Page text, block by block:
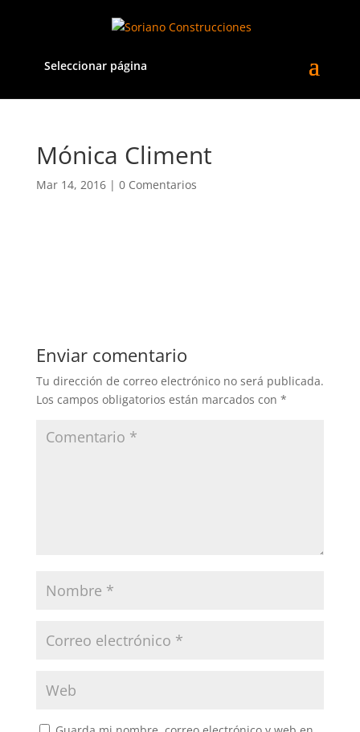
Seleccionar página
Mónica Climent
Mar 14, 2016| 0 Comentarios
Enviar comentario
Tu dirección de correo electrónico no será publicada.
Los campos obligatorios están marcados con *